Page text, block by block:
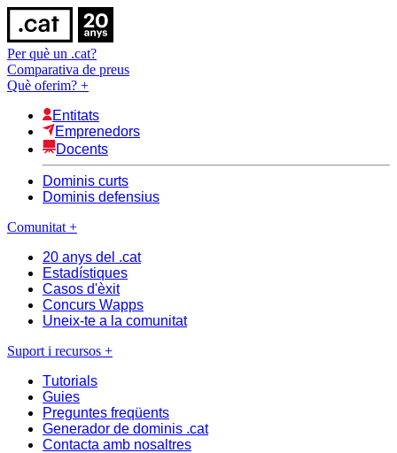
Per què un .cat?
Comparativa de preus
Què oferim? +
Entitats
Emprenedors
Docents
Dominis curts
Dominis defensius
Comunitat +
20 anys del .cat
Estadístiques
Casos d'èxit
Concurs Wapps
Uneix-te a la comunitat
Suport i recursos +
Tutorials
Guies
Preguntes freqüents
Generador de dominis .cat
Contacta amb nosaltres